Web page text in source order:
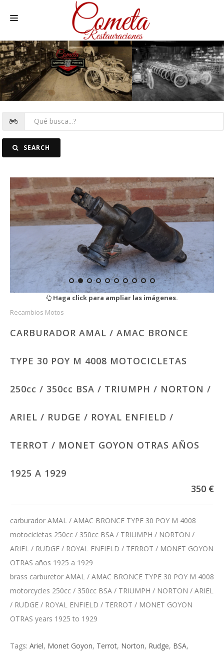
HOME
MOTOS NACIONALES Y OTRAS
REC. MOTOS
FOTOSSEARCH
Haga click para ampliar las imágenes.
Recambios Motos
CARBURADOR AMAL / AMAC BRONCE
TYPE 30 POY M 4008 MOTOCICLETAS
250cc / 350cc BSA / TRIUMPH / NORTON /
ARIEL / RUDGE / ROYAL ENFIELD /
TERROT / MONET GOYON OTRAS AÑOS
1925 A 1929
350 €
carburador AMAL / AMAC BRONCE TYPE 30 POY M 4008
motocicletas 250cc / 350cc BSA / TRIUMPH / NORTON /
ARIEL / RUDGE / ROYAL ENFIELD / TERROT / MONET GOYON
OTRAS años 1925 a 1929
brass carburetor AMAL / AMAC BRONCE TYPE 30 POY M 4008
motorcycles 250cc / 350cc BSA / TRIUMPH / NORTON / ARIEL
/ RUDGE / ROYAL ENFIELD / TERROT / MONET GOYON
OTRAS years 1925 to 1929
Tags: Ariel, Monet Goyon, Terrot, Norton, Rudge, BSA,